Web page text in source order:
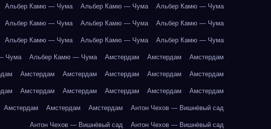
Альбер Камю — Чума Альбер Камю — Чума Альбер Камю — Чума
Альбер Камю — Чума Альбер Камю — Чума Альбер Камю — Чума
Альбер Камю — Чума Альбер Камю — Чума Альбер Камю — Чума
Чума Альбер Камю — Чума Амстердам Амстердам Амстердам
Амстердам Амстердам Амстердам Амстердам Амстердам
Амстердам Амстердам Амстердам Амстердам Амстердам
Амстердам Амстердам Амстердам Антон Чехов — Вишнёвый сад
Антон Чехов — Вишнёвый сад Антон Чехов — Вишнёвый сад